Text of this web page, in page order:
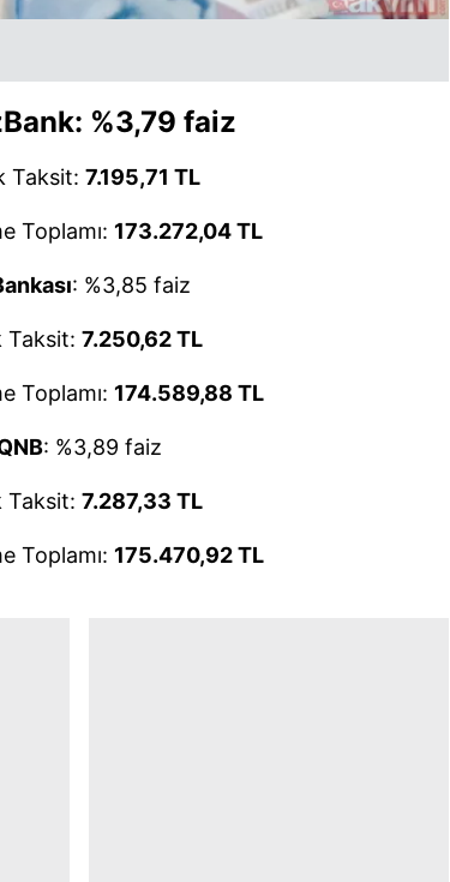
: %3,79 faiz
Taksit: 7.195,71 TL
Toplamı: 173.272,04 TL
: %3,85 faiz
Taksit: 7.250,62 TL
Toplamı: 174.589,88 TL
: %3,89 faiz
Taksit: 7.287,33 TL
Toplamı: 175.470,92 TL